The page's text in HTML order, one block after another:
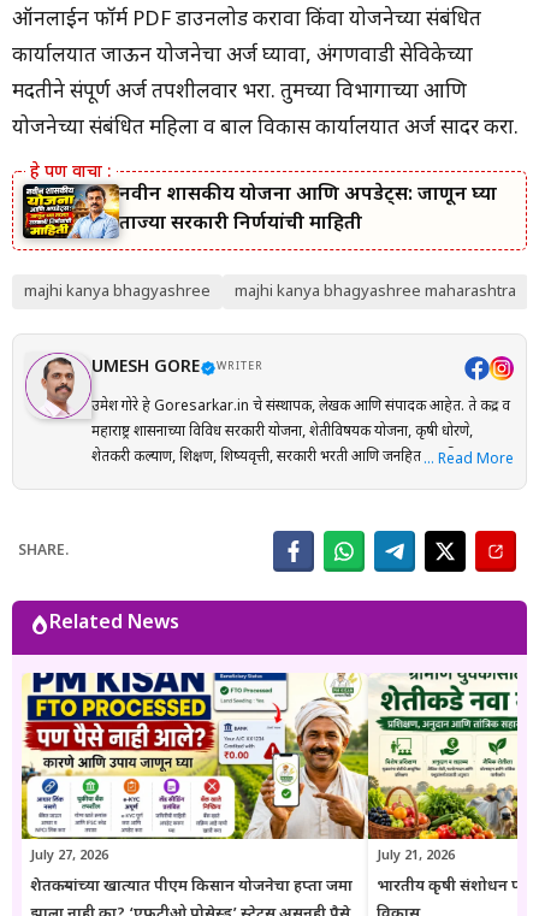
ऑनलाईन फॉर्म PDF डाउनलोड करावा किंवा योजनेच्या संबंधित
कार्यालयात जाऊन योजनेचा अर्ज घ्यावा, अंगणवाडी सेविकेच्या
मदतीने संपूर्ण अर्ज तपशीलवार भरा. तुमच्या विभागाच्या आणि
योजनेच्या संबंधित महिला व बाल विकास कार्यालयात अर्ज सादर करा.
नवीन शासकीय योजना आणि अपडेट्स: जाणून घ्या
ताज्या सरकारी निर्णयांची माहिती
majhi kanya bhagyashree majhi kanya bhagyashree maharashtra
UMESH GORE WRITER
उमेश गोरे हे Goresarkar.in चे संस्थापक, लेखक आणि संपादक आहेत. ते केंद्र व
महाराष्ट्र शासनाच्या विविध सरकारी योजना, शेतीविषयक योजना, कृषी धोरणे,
शेतकरी कल्याण, शिक्षण, शिष्यवृत्ती, सरकारी भरती आणि जनहिताच्या विषयांवर
आणि संबंधित अधिकृत स्रोतांचा संदर्भ घेऊन माहितीची पडताळणी केली जाते.
वाचकांना अर्ज प्रक्रिया, पात्रता, आवश्यक कागदपत्रे, लाभ, अंतिम मुदत आणि
भर असतो. Goresarkar.in चा उद्देश महाराष्ट्रातील शेतकरी, विद्यार्थी, महिला,
युवक आणि सर्वसामान्य नागरिकांपर्यंत विश्वासार्ह, अद्ययावत आणि उपयुक्त माहिती
पोहोचवणे हा आहे. प्रकाशित माहिती वेळोवेळी अद्ययावत ठेवण्याचा प्रयत्न केला
जातो. अधिकृत निर्णयामध्ये बदल झाल्यास संबंधित लेख देखील अद्ययावत करण्यात
येतात. या संकेतस्थळावरील माहिती ही केवळ जनजागृती आणि मार्गदर्शनाच्या
उद्देशाने प्रकाशित केली जाते. कोणत्याही सरकारी योजनेसाठी अर्ज करण्यापूर्वी
संबंधित विभागाच्या अधिकृत संकेतस्थळावरील माहिती, नियम आणि अटींची
पडताळणी करण्याचा सल्ला दिला जातो.
… Read More
SHARE.
Related News
July 27, 2026
शेतकऱ्यांच्या खात्यात पीएम किसान योजनेचा हप्ता जमा
July 21, 2026
भारतीय कृषी संशोधन